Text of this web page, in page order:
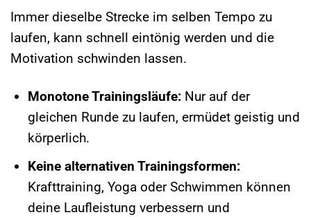
Immer dieselbe Strecke im selben Tempo zu
laufen, kann schnell eintönig werden und die
Motivation schwinden lassen.
Monotone Trainingsläufe:Nur auf der
gleichen Runde zu laufen, ermüdet geistig und
körperlich.
Keine alternativen Trainingsformen:
Krafttraining, Yoga oder Schwimmen können
deine Laufleistung verbessern und